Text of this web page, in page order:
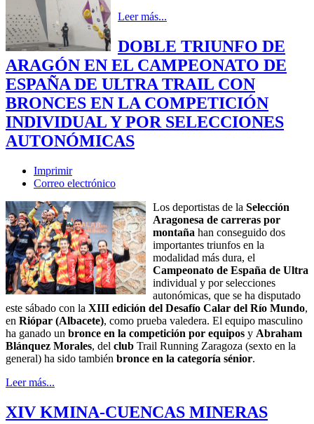
Leer más...
DOBLE TRIUNFO DE
ARAGÓN EN EL CAMPEONATO DE
ESPAÑA DE ULTRA TRAIL CON
BRONCES EN LA COMPETICIÓN
INDIVIDUAL Y POR SELECCIONES
AUTONÓMICAS
Imprimir
Correo electrónico
Los deportistas de la Selección
Aragonesa de carreras por
montaña han conseguido dos
importantes triunfos en la
modalidad más dura, el
Campeonato de España de Ultra
individual y por selecciones
autonómicas, que se ha disputado
este sábado con la XIII edición del Desafío Calar del Río Mundo,
en Riópar (Albacete), como prueba valedera. El equipo masculino
ha ganado un bronce en la competición por equipos y Abraham
Blánquez Morales, del club Trail Running Zaragoza (sexto en la
general) ha sido también bronce en la categoría sénior.
Leer más...
XIV KMINA-CUENCAS MINERAS